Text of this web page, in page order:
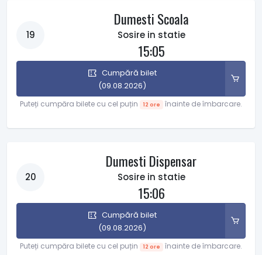
19
Dumesti Scoala
Sosire in statie
15:05
Cumpără bilet
(09.08.2026)
Puteți cumpăra bilete cu cel puțin 12 ore înainte de îmbarcare.
20
Dumesti Dispensar
Sosire in statie
15:06
Cumpără bilet
(09.08.2026)
Puteți cumpăra bilete cu cel puțin 12 ore înainte de îmbarcare.